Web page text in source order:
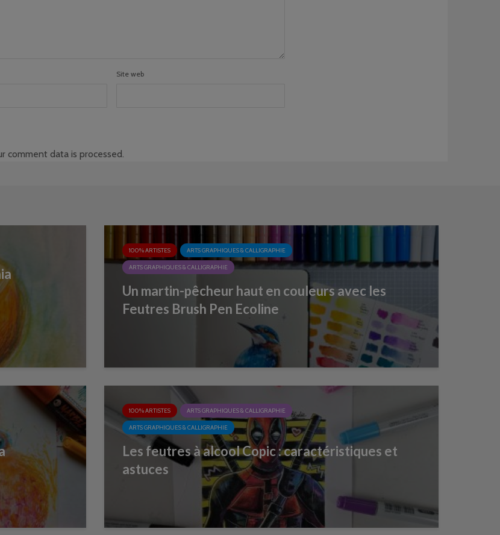
Site web
comment data is processed.
100% ARTISTES ARTS GRAPHIQUES & CALLIGRAPHIE
ARTS GRAPHIQUES & CALLIGRAPHIE
Un martin-pêcheur haut en couleurs avec les
Feutres Brush Pen Ecoline
100% ARTISTES ARTS GRAPHIQUES & CALLIGRAPHIE
ARTS GRAPHIQUES & CALLIGRAPHIE
Les feutres à alcool Copic : caractéristiques et
astuces